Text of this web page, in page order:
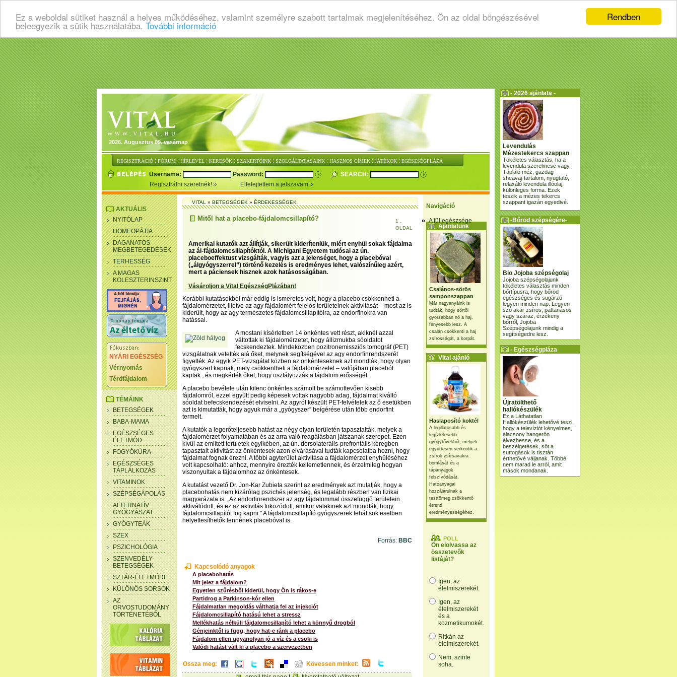
Rendben
Ez a weboldal sütiket használ a helyes működéséhez, valamint személyre szabott tartalmak megjelenítéséhez. Ön az oldal böngészésével
beleegyezik a sütik használatába. További információ
2026. Augusztus 09. vasárnap
REGISZTRÁCIÓ : FÓRUM : HÍRLEVÉL : KERESŐK : SZAKÉRTŐINK : SZOLGÁLTATÁSAINK : HASZNOS CÍMEK : JÁTÉKOK : EGÉSZSÉGPLÁZA
Username: Password:
SEARCH:
Regisztrálni szeretnék!
Elfelejtettem a jelszavam
Navigáció
A fül egészsége
Ajánlatunk
Csalános-sörös
samponszappan
Már nagyanyáink is
tudták, hogy sörtől
gyorsabban nő a haj,
fényesebb lesz. A
csalán csökkenti a haj
zsírosságát, a korpát.
Vital ajánló
Haslaposító koktél
A legillatosabb és
legízletesebb
gyógyfűvekből, melyek
együttesen serkentik a
zsírok zsírsavakra
bomlását és a
tápanyagok
felszívódását.
Hatóanyagai
hozzájárulnak a
testtömeg csökkentő
étrend
eredményességéhez.
POLL
Ön elolvassa az
összetevők
listáját?
Igen, az
élelmiszerekét.
Igen, az
élelmiszerekét
és a
kozmetikumokét.
Ritkán az
élelmiszerekét.
Nem, szinte
soha.
AKTUÁLIS
NYITÓLAP
HOMEOPÁTIA
DAGANATOS
MEGBETEGEDÉSEK
TERHESSÉG
A MAGAS
KOLESZTERINSZINT
NYÁRI EGÉSZSÉG
Vérnyomás
Térdfájdalom
TÉMÁINK
BETEGSÉGEK
BABA-MAMA
EGÉSZSÉGES
ÉLETMÓD
FOGYÓKÚRA
EGÉSZSÉGES
TÁPLÁLKOZÁS
VITAMINOK
SZÉPSÉGÁPOLÁS
ALTERNATÍV
GYÓGYÁSZAT
GYÓGYTEÁK
SZEX
PSZICHOLÓGIA
SZENVEDÉLY-
BETEGSÉGEK
SZTÁR-ÉLETMÓDI
KÜLÖNÖS SORSOK
AZ
ORVOSTUDOMÁNY
TÖRTÉNETÉBŐL
VITAL»BETEGSÉGEK»ÉRDEKESSÉGEK
Mitől hat a placebo-fájdalomcsillapító?
1 .
OLDAL
Amerikai kutatók azt állítják, sikerült kideríteniük, miért enyhül sokak fájdalma
az ál-fájdalomcsillapítóktól. A Michigani Egyetem tudósai az ún.
placeboeffektust vizsgálták, vagyis azt a jelenséget, hogy a placebóval
(„álgyógyszerrel”) történő kezelés is eredményes lehet, valószínűleg azért,
mert a páciensek hisznek azok hatásosságában.
Vásároljon a Vital EgészségPlázában!
Korábbi kutatásokból már eddig is ismeretes volt, hogy a placebo csökkenheti a
fájdalomérzetet, illetve az agy fájdalomért felelős területeinek aktivitását – most az is
kiderült, hogy az agy természetes fájdalomcsillapítóira, az endorfinokra van
hatással.
A mostani kísérletben 14 önkéntes vett részt, akiknél azzal
váltottak ki fájdalomérzetet, hogy állizmukba sóoldatot
fecskendeztek. Mindeközben pozitronemissziós tomográf (PET)
vizsgálatnak vetették alá őket, melynek segítségével az agy endorfinrendszerét
figyelték. Az egyik PET-vizsgálat közben az önkénteseknek azt mondták, hogy olyan
gyógyszert kapnak, mely csökkentheti a fájdalomérzetet – valójában placebót
kaptak , és megkérték őket, hogy osztályozzák a fájdalom erősségét.
A placebo bevétele után kilenc önkéntes számolt be számottevően kisebb
fájdalomról, ezzel együtt pedig képesek voltak nagyobb adag, fájdalmat kiváltó
sóoldat befecskendezését elviselni. Az agyról készült PET-felvételek az ő esetükben
azt is kimutatták, hogy agyuk már a „gyógyszer” beígérése után több endorfint
termelt.
A kutatók a legerőteljesebb hatást az négy olyan területén tapasztalták, melyek a
fájdalomérzet folyamatában és az arra való reagálásban játszanak szerepet. Ezen
kívül az említett területek egyikében, az ún. dorsolaterális-prefrontális kéregben
tapasztalt aktivitást az önkéntesek azon elvárásával tudták kapcsolatba hozni, hogy
fájdalmat fognak érezni. A többi agyterület aktivitása a fájdalomérzet enyhüléséhez
volt kapcsolható: ahhoz, mennyire érezték kellemetlennek, és érzelmileg hogyan
viszonyultak a fájdalomhoz az önkéntesek.
A kutatást vezető Dr. Jon-Kar Zubieta szerint az eredmények azt mutatják, hogy a
placebohatás nem kizárólag pszichés jelenség, és legalább részben van fizikai
magyarázata is. „Az endorfinrendszer az agy fájdalommal összefüggő területein
aktiválódott, és ez az aktivitás fokozódott, amikor valakinek azt mondták, hogy
fájdalomcsillapítót fog kapni." A fájdalomcsillapító gyógyszerek tehát sok esetben
helyettesíthetők lennének placebóval is.
Forrás: BBC
Kapcsolódó anyagok
A placebohatás
Mit jelez a fájdalom?
Egyetlen szűrésből kiderül, hogy Ön is rákos-e
Partidrog a Parkinson-kór ellen
Fájdalmatlan megoldás válthatja fel az injekciót
Fájdalomcsillapító hatású lehet a stressz
Mellékhatás nélküli fájdalomcsillapító lehet a könnyű drogból
Génjeinktől is függ, hogy hat-e ránk a placebo
Fájdalom ellen ugyanolyan jó a víz és a csoki is
Valódi hatást vált ki a placebo a szervezetben
Ossza meg:
Kövessen minket:
- 2026 ajánlata -
Levendulás
Mézestekercs szappan
Tökéletes választás, ha a
levendula szerelmese vagy.
Tápláló méz, gazdag
sheavaj-tartalom, nyugtató,
relaxáló levendula illóolaj,
különleges forma. Ezek
teszik a mézes tekercs
szappant igazán egyedivé.
-Bőröd szépségére-
Bio Jojoba szépségolaj
Jojoba szépségolajunk
tökéletes választás minden
bőrtípusra, hogy bőröd
egészséges és sugárzó
legyen minden nap. Legyen
szó akár zsíros, pattanásos
vagy száraz, érzékeny
bőrről, Jojoba
Szépségolajunk mindig a
segítségedre lesz.
- Egészségpláza
ajánlatunk -
Újratölthető
hallókészülék
Ez a Láthatatlan
Hallókészülék lehetővé teszi,
hogy a televíziót kényelmes,
alacsony hangerőn
élvezhesse, és a
beszélgetések, sőt a
suttogások is tisztán
érthetővé váljanak. Többé
nem marad le arról, amit
mások mondanak.